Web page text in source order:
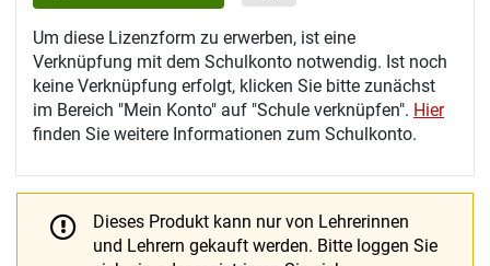
Um diese Lizenzform zu erwerben, ist eine
Verknüpfung mit dem Schulkonto notwendig. Ist noch
keine Verknüpfung erfolgt, klicken Sie bitte zunächst
im Bereich "Mein Konto" auf "Schule verknüpfen". Hier
finden Sie weitere Informationen zum Schulkonto.
Dieses Produkt kann nur von Lehrerinnen
und Lehrern gekauft werden. Bitte loggen Sie